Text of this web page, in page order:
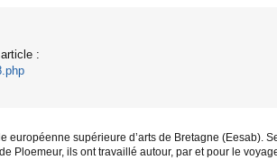
:
européenne supérieure d’arts de Bretagne (Eesab).
Ploemeur, ils ont travaillé autour, par et pour le